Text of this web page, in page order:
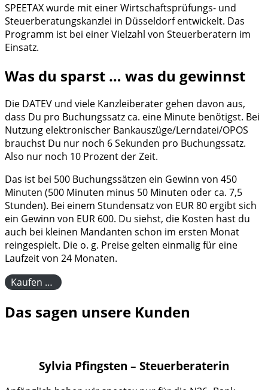
SPEETAX wurde mit einer Wirtschaftsprüfungs- und
Steuerberatungskanzlei in Düsseldorf entwickelt. Das
Programm ist bei einer Vielzahl von Steuerberatern im
Einsatz.
Was du sparst … was du gewinnst
Die DATEV und viele Kanzleiberater gehen davon aus,
dass Du pro Buchungssatz ca. eine Minute benötigst. Bei
Nutzung elektronischer Bankauszüge/Lerndatei/OPOS
brauchst Du nur noch 6 Sekunden pro Buchungssatz.
Also nur noch 10 Prozent der Zeit.
Das ist bei 500 Buchungssätzen ein Gewinn von 450
Minuten (500 Minuten minus 50 Minuten oder ca. 7,5
Stunden). Bei einem Stundensatz von EUR 80 ergibt sich
ein Gewinn von EUR 600. Du siehst, die Kosten hast du
auch bei kleinen Mandanten schon im ersten Monat
reingespielt. Die o. g. Preise gelten einmalig für eine
Laufzeit von 24 Monaten.
Kaufen …
Das sagen unsere Kunden
Sylvia Pfingsten – Steuerberaterin